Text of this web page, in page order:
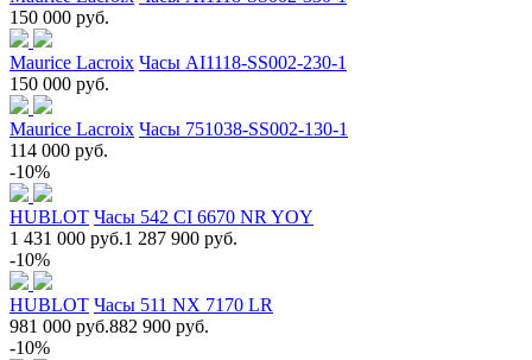
150 000 руб.
Maurice Lacroix Часы AI1118-SS002-230-1
150 000 руб.
Maurice Lacroix Часы 751038-SS002-130-1
114 000 руб.
-10%
HUBLOT Часы 542 CI 6670 NR YOY
1 431 000 руб.1 287 900 руб.
-10%
HUBLOT Часы 511 NX 7170 LR
981 000 руб.882 900 руб.
-10%